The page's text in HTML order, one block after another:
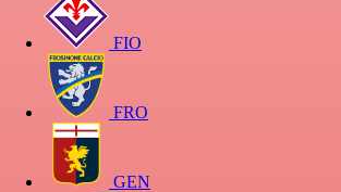
FIO
FRO
GEN